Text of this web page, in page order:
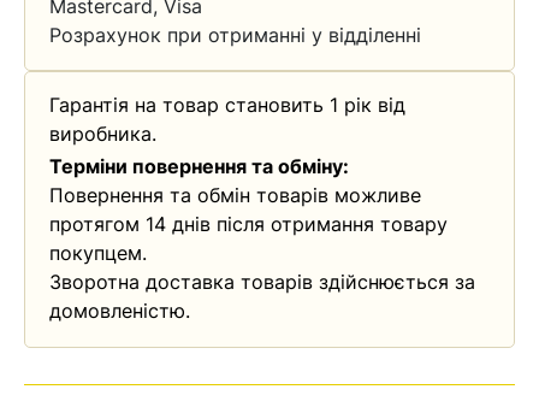
Mastercard, Visa
Розрахунок при отриманні у відділенні
Гарантія на товар становить 1 рік від
виробника.
Терміни повернення та обміну:
Повернення та обмін товарів можливе
протягом 14 днів після отримання товару
покупцем.
Зворотна доставка товарів здійснюється за
домовленістю.